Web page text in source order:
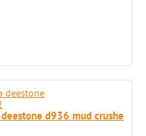
d936 mud crushe